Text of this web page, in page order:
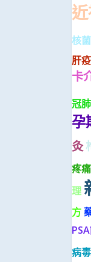
核
肝
卡
冠
孕
灸
疼痛
理
方
病毒